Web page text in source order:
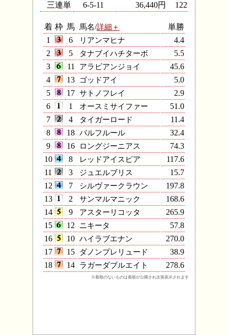
三連単
6-5-11 36,440円 122
着 枠 馬 馬名/詳細＋
単勝
1
6 リアンマヒナ
4.4
2
5 タナブイハチターボ
5.5
3
11 アラビアンジョイ
45.6
4
13 ゴッドアイ
5.0
5
17 サトノフレイ
2.9
6
1 オースミサイファー
51.0
7
4 タイガーロード
11.4
8
18 バルフルール
32.4
9
16 ロングジーニアス
74.3
10
8 レッドアイスピア
117.6
11
3 ジュエルブリス
15.7
12
7 シルヴァークラウン
197.8
13
2 サンマルマニック
168.6
14
9 アスターリコッタ
265.9
15
12 ニキータ
57.8
16
10 ハイラブエナン
270.0
17
15 ダノンプレリュード
38.9
18
14 ラガーダブルエイト 278.6
※着順のないものは着順が公開され次第表示されます